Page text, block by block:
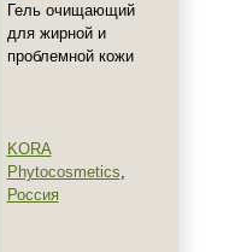
Гель очищающий
для жирной и
проблемной кожи
KORA
Phytocosmetics,
Россия